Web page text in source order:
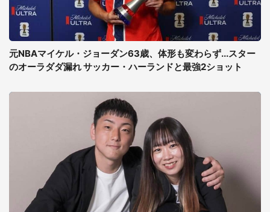
元NBAマイケル・ジョーダン63歳、体形も変わらず...スター
のオーラダダ漏れ サッカー・ハーランドと最強2ショット